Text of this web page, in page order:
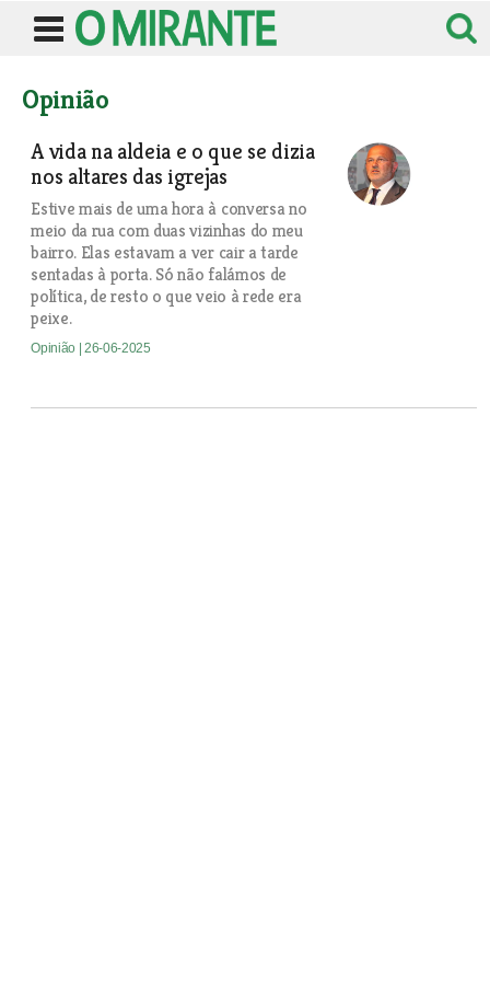
Opinião
A vida na aldeia e o que se dizia
nos altares das igrejas
Estive mais de uma hora à conversa no
meio da rua com duas vizinhas do meu
bairro. Elas estavam a ver cair a tarde
sentadas à porta. Só não falámos de
política, de resto o que veio à rede era
peixe.
Opinião | 26-06-2025